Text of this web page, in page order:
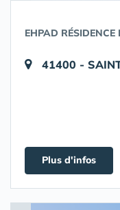
EHPAD RÉSIDENCE
41400 -
Plus d'infos